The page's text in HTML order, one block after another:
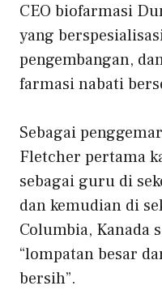
CEO biofarmasi
yang
pengembangan,
farmasi nabati
Sebagai
Fletcher pertama
sebagai guru di
dan kemudian di
Columbia, Kanada
“lompatan besar
bersih”.